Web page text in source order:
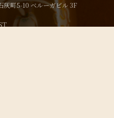
灰町5-10 ベルーガビル 3F